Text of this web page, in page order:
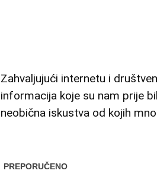
Zahvaljujući internetu i
informacija koje su nam prije
neobična iskustva od kojih